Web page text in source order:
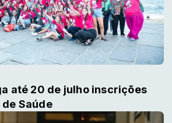
até 20 de julho inscrições
Saúde